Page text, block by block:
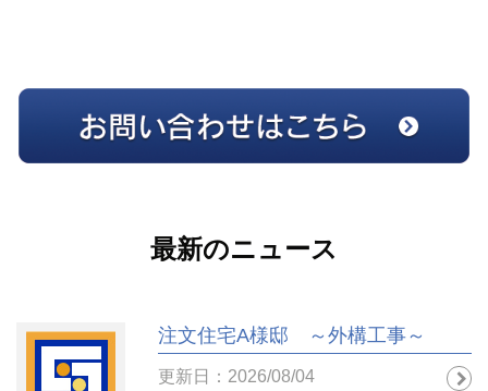
最新のニュース
注文住宅A様邸 ～外構工事～
更新日：2026/08/04